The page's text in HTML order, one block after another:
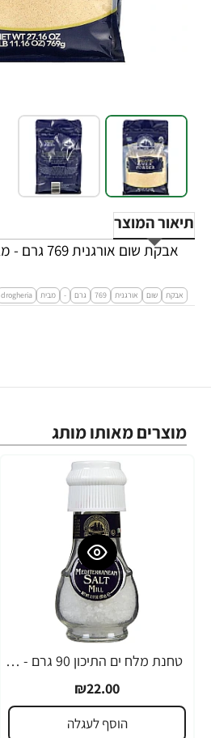
תיאור המוצר
אבקת שום אורגנית 769 גרם - מבית Drogheria & Alimentari
אבקת שום אורגנית 769 גרם - מבית drogheria
מוצרים מאותו מותג
טחנת מלח ים התיכון 90 גרם - מבית Drogheria & Alimentari
₪22.00
הוסף לעגלה